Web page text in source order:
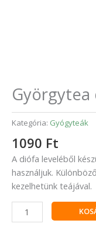
Kategória: Gyógyteák
1090 Ft
A diófa leveléből
használjuk.
kezelhetünk teájával.